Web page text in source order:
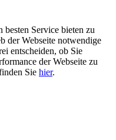
Service bieten zu
der Webseite notwendige
entscheiden, ob Sie
der Webseite zu
Sie hier.